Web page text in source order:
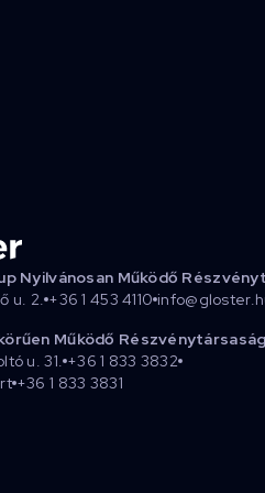
Nyilvánosan Működő
u. 2. +36 1 453 4110
Működő Részvénytársaság
u. 31. +36 1 833 3832
+36 1 833 3831